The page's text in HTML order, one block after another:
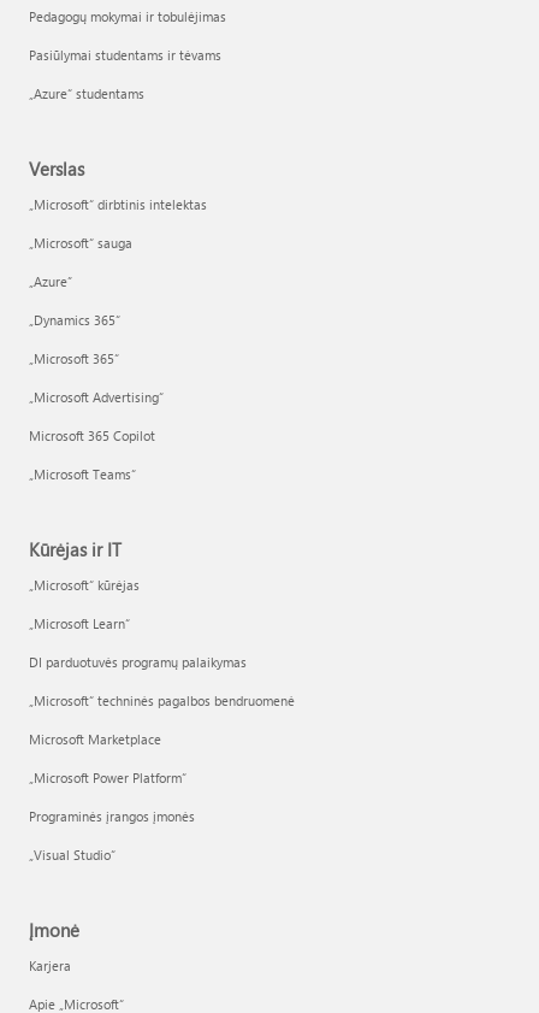
Pedagogų mokymai ir tobulėjimas
Pasiūlymai studentams ir tėvams
„Azure“ studentams
Verslas
„Microsoft“ dirbtinis intelektas
„Microsoft“ sauga
„Azure”
„Dynamics 365“
„Microsoft 365“
„Microsoft Advertising“
Microsoft 365 Copilot
„Microsoft Teams“
Kūrėjas ir IT
„Microsoft“ kūrėjas
„Microsoft Learn“
DI parduotuvės programų palaikymas
„Microsoft“ techninės pagalbos bendruomenė
Microsoft Marketplace
„Microsoft Power Platform“
Programinės įrangos įmonės
„Visual Studio“
Įmonė
Karjera
Apie „Microsoft“